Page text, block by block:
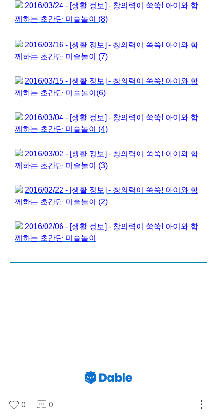
2016/03/24 - [생활 정보] - 창의력이 쑥쑥! 아이와 함
께하는 초간단 미술놀이 (8)
2016/03/16 - [생활 정보] - 창의력이 쑥쑥! 아이와 함
께하는 초간단 미술놀이 (7)
2016/03/15 - [생활 정보] - 창의력이 쑥쑥! 아이와 함
께하는 초간단 미술놀이(6)
2016/03/04 - [생활 정보] - 창의력이 쑥쑥! 아이와 함
께하는 초간단 미술놀이 (4)
2016/03/02 - [생활 정보] - 창의력이 쑥쑥! 아이와 함
께하는 초간단 미술놀이 (3)
2016/02/22 - [생활 정보] - 창의력이 쑥쑥! 아이와 함
께하는 초간단 미술놀이 (2)
2016/02/06 - [생활 정보] - 창의력이 쑥쑥! 아이와 함
께하는 초간단 미술놀이
0 0